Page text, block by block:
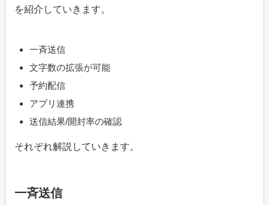
を紹介していきます。
一斉送信
文字数の拡張が可能
予約配信
アプリ連携
送信結果/開封率の確認
それぞれ解説していきます。
一斉送信